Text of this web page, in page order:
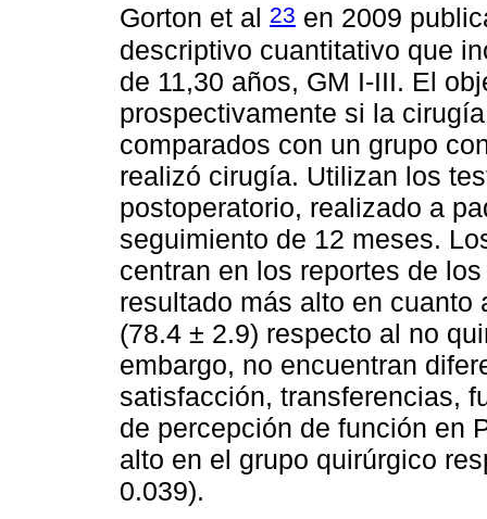
Gorton et al 23 en 2009
descriptivo cuantitativo que
de 11,30 años, GM I-III. El
prospectivamente si la
comparados con un grupo
realizó cirugía. Utilizan los
postoperatorio, realizado a
seguimiento de 12 meses.
centran en los reportes de
resultado más alto en
(78.4 ± 2.9) respecto al no
embargo, no encuentran
satisfacción, transferencias,
de percepción de función en
alto en el grupo quirúrgico
0.039).